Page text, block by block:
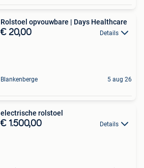
Rolstoel opvouwbare | Days Healthcare
€ 20,00 Details
Blankenberge 5 aug 26
electrische rolstoel
€ 1.500,00 Details